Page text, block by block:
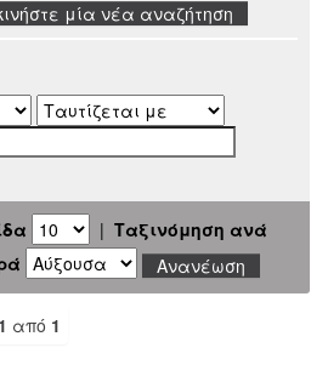
μία νέα αναζήτηση
| Ταξινόμηση ανά
από 1